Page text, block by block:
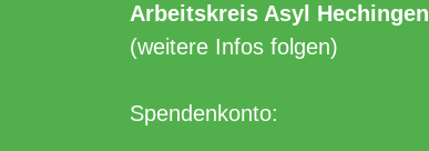
Arbeitskreis Asyl Hechingen
(weitere Infos folgen)
Spendenkonto: